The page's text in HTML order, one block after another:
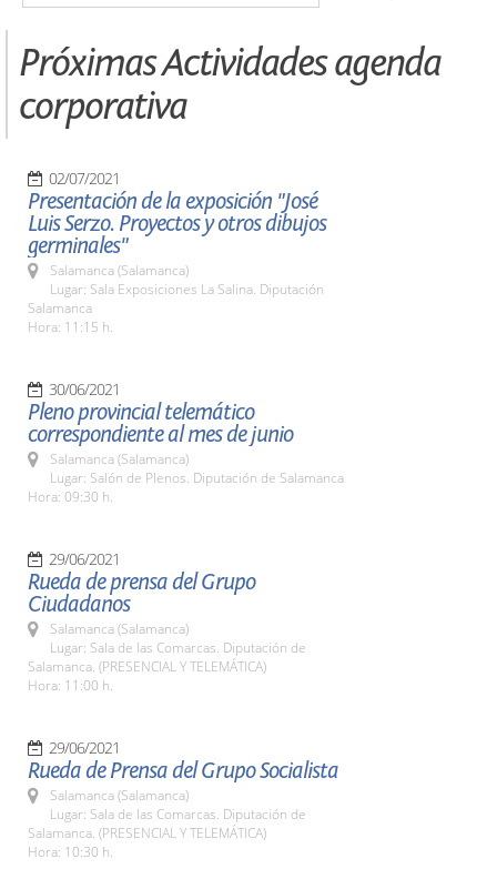
Próximas Actividades agenda
corporativa
02/07/2021
Presentación de la exposición "José
Luis Serzo. Proyectos y otros dibujos
germinales"
Salamanca (Salamanca)
Lugar: Sala Exposiciones La Salina. Diputación
Salamanca
Hora: 11:15 h.
30/06/2021
Pleno provincial telemático
correspondiente al mes de junio
Salamanca (Salamanca)
Lugar: Salón de Plenos. Diputación de Salamanca
Hora: 09:30 h.
29/06/2021
Rueda de prensa del Grupo
Ciudadanos
Salamanca (Salamanca)
Lugar: Sala de las Comarcas. Diputación de
Salamanca. (PRESENCIAL Y TELEMÁTICA)
Hora: 11:00 h.
29/06/2021
Rueda de Prensa del Grupo Socialista
Salamanca (Salamanca)
Lugar: Sala de las Comarcas. Diputación de
Salamanca. (PRESENCIAL Y TELEMÁTICA)
Hora: 10:30 h.